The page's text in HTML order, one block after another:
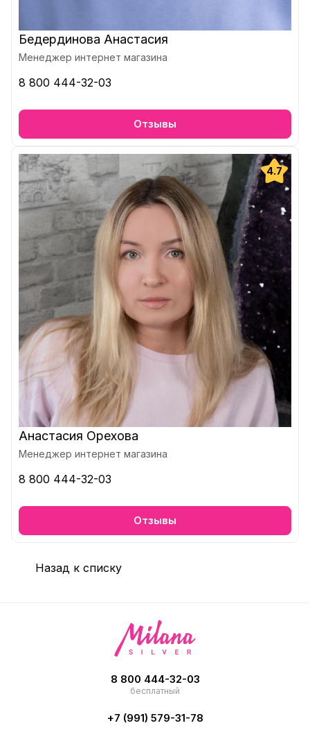
Бедердинова Анастасия
Менеджер интернет магазина
8 800 444-32-03
Отзывы
4.7
Анастасия Орехова
Менеджер интернет магазина
8 800 444-32-03
Отзывы
Назад к списку
8 800 444-32-03
бесплатный
+7 (991) 579-31-78